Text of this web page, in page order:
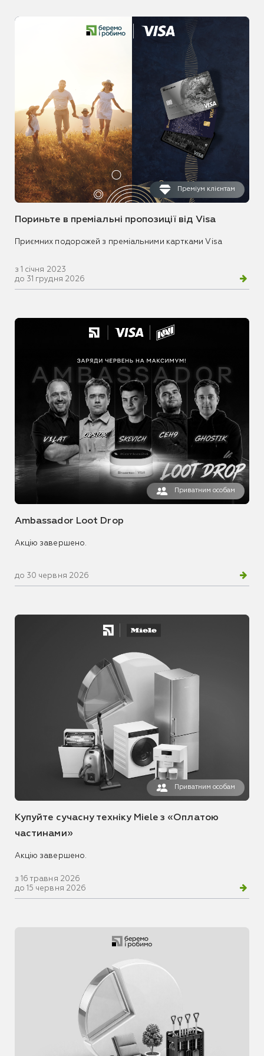
Преміум клієнтам
Пориньте в преміальні пропозиції від Visa
Приємних подорожей з преміальними картками Visa
з 1 січня 2023
до 31 грудня 2026
Приватним особам
Ambassador Loot Drop
Акцію завершено.
до 30 червня 2026
Приватним особам
Купуйте сучасну техніку Miele з «Оплатою
частинами»
Акцію завершено.
з 16 травня 2026
до 15 червня 2026